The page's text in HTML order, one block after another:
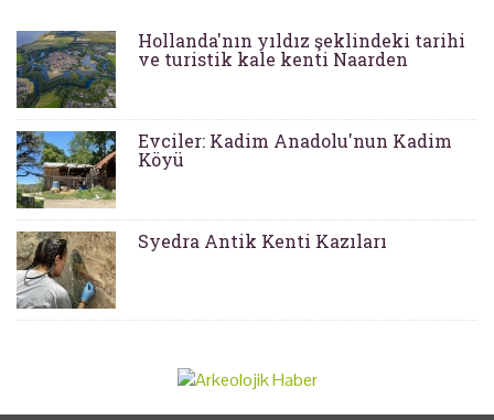
Hollanda'nın yıldız şeklindeki tarihi
ve turistik kale kenti Naarden
Evciler: Kadim Anadolu'nun Kadim
Köyü
Syedra Antik Kenti Kazıları